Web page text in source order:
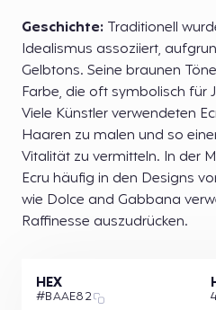
Geschichte: Traditionell
Idealismus assoziiert,
Gelbtons. Seine braunen
Farbe, die oft symbolisch für
Viele Künstler verwendeten
Haaren zu malen und so
Vitalität zu vermitteln. In der
Ecru häufig in den Designs
wie Dolce and Gabbana
Raffinesse auszudrücken.
HEX
#BAAE82